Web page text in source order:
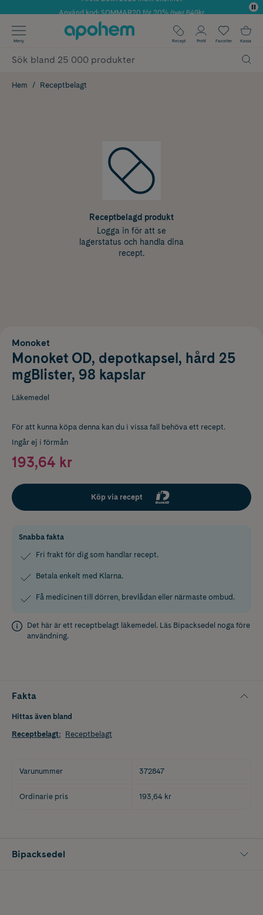
Använd kod: SOMMAR20 för 20% över 649kr
✓ Fri frakt
✓ Poäng på alla köp*
Meny Recept Profil Favoriter Kassa
Hem Receptbelagt
Receptbelagd produkt
Logga in för att se
lagerstatus och handla dina
recept.
Monoket
Monoket OD, depotkapsel, hård 25
mgBlister, 98 kapslar
Läkemedel
För att kunna köpa denna kan du i vissa fall behöva ett recept.
Ingår ej i förmån
193,64 kr
Köp via recept
Snabba fakta
Fri frakt för dig som handlar recept.
Betala enkelt med Klarna.
Få medicinen till dörren, brevlådan eller närmaste ombud.
Det här är ett receptbelagt läkemedel. Läs Bipacksedel noga före
användning.
Fakta
Hittas även bland
Receptbelagt: Receptbelagt
Varunummer 372847
Ordinarie pris 193,64 kr
Bipacksedel